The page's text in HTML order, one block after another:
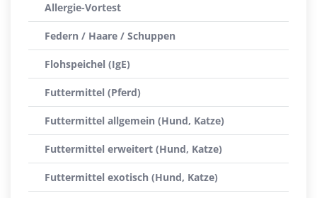
Allergie-Vortest
Federn / Haare / Schuppen
Flohspeichel (IgE)
Futtermittel (Pferd)
Futtermittel allgemein (Hund, Katze)
Futtermittel erweitert (Hund, Katze)
Futtermittel exotisch (Hund, Katze)